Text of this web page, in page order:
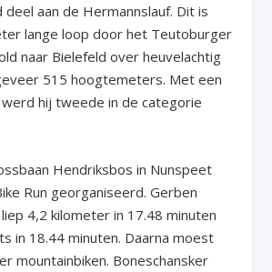
deel aan de Hermannslauf. Dit is
lange loop door het Teutoburger
naar Bielefeld over heuvelachtig
515 hoogtemeters. Met een
hij tweede in de categorie
Hendriksbos in Nunspeet
Run georganiseerd. Gerben
4,2 kilometer in 17.48 minuten
in 18.44 minuten. Daarna moest
mountainbiken. Boneschansker